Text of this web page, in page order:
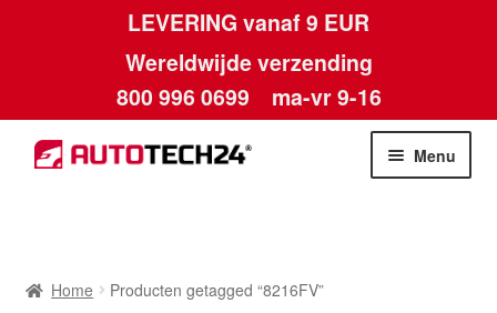
LEVERING vanaf 9 EUR
Wereldwijde verzending
800 996 0699 ma-vr 9-16
Ga
door
Ga
naar
Menu
Home Producten getagged “8216FV”